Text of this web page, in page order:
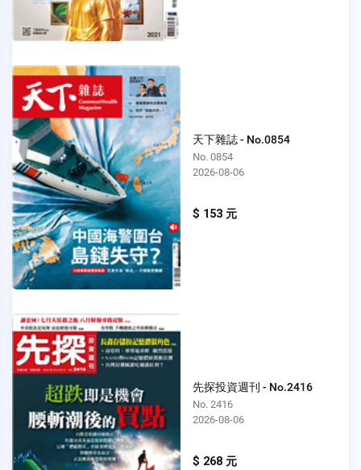
天下雜誌 - No.0854
No. 0854
2026-08-06
$ 153 元
先探投資週刊 - No.2416
No. 2416
2026-08-06
$ 268 元